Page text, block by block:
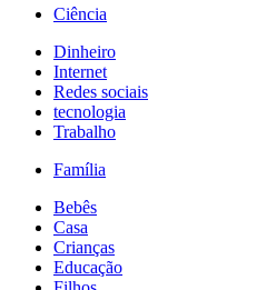
Ciência
Dinheiro
Internet
Redes sociais
tecnologia
Trabalho
Família
Bebês
Casa
Crianças
Educação